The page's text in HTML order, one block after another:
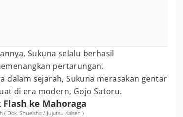
Sukuna selalu berhasil
pertarungan.
dalam sejarah, Sukuna merasakan gentar
di era modern, Gojo Satoru.
ke Mahoraga
( Dok. Shueisha / Jujutsu Kaisen )